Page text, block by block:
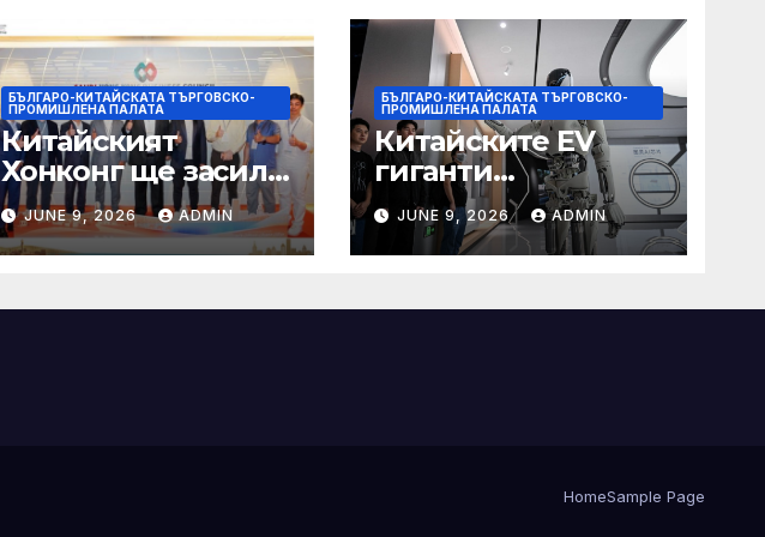
БЪЛГАРО-КИТАЙСКАТА ТЪРГОВСКО-
ПРОМИШЛЕНА ПАЛАТА
Китайският
Хонконг ще засили
бизнес връзките
си със Саудитска
Арабия
JUNE 9, 2026 ADMIN
БЪЛГАРО-КИТАЙСКАТА ТЪРГОВСКО-
ПРОМИШЛЕНА ПАЛАТА
Китайските EV
гиганти
предизвикват
Tesla в
надпреварата за
е на хуманоидни
JUNE 9, 2026 ADMIN
HomeSample Page